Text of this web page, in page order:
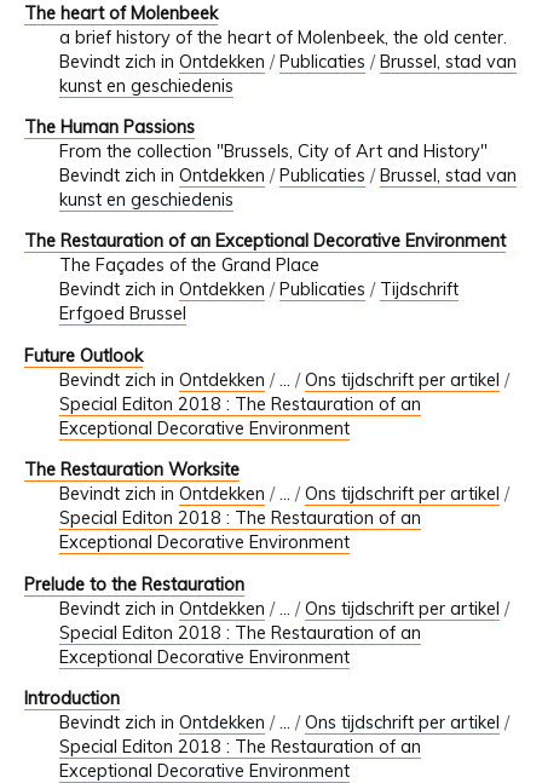
The heart of Molenbeek
a brief history of the heart of Molenbeek, the old center.
Bevindt zich in Ontdekken /Publicaties /Brussel, stad van
kunst en geschiedenis
The Human Passions
From the collection "Brussels, City of Art and History"
Bevindt zich in Ontdekken /Publicaties /Brussel, stad van
kunst en geschiedenis
The Restauration of an Exceptional Decorative Environment
The Façades of the Grand Place
Bevindt zich in Ontdekken / Publicaties / Tijdschrift
Erfgoed Brussel
Future Outlook
Bevindt zich in Ontdekken /… /Ons tijdschrift per artikel /
Special Editon 2018 : The Restauration of an
Exceptional Decorative Environment
The Restauration Worksite
Bevindt zich in Ontdekken /… /Ons tijdschrift per artikel /
Special Editon 2018 : The Restauration of an
Exceptional Decorative Environment
Prelude to the Restauration
Bevindt zich in Ontdekken / /Ons tijdschrift per artikel /
Special Editon 2018 : The Restauration of an
Exceptional Decorative Environment
Introduction
Bevindt zich in Ontdekken /… /Ons tijdschrift per artikel /
Special Editon 2018 : The Restauration of an
Exceptional Decorative Environment